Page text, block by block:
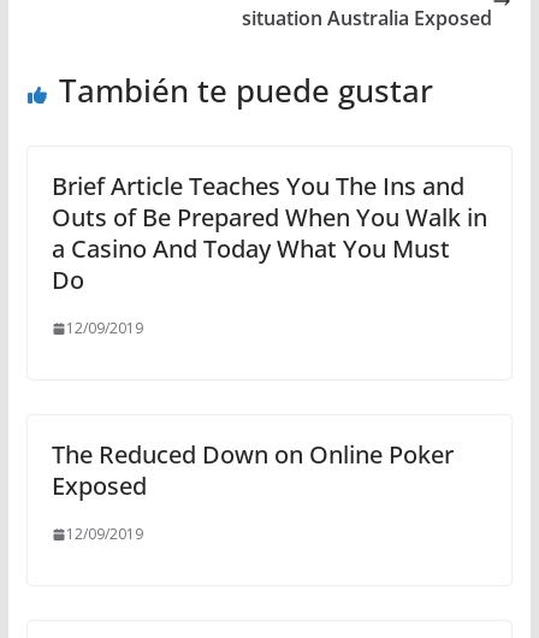
situation Australia Exposed
También te puede gustar
Brief Article Teaches You The Ins and
Outs of Be Prepared When You Walk in
a Casino And Today What You Must
Do
12/09/2019
The Reduced Down on Online Poker
Exposed
12/09/2019